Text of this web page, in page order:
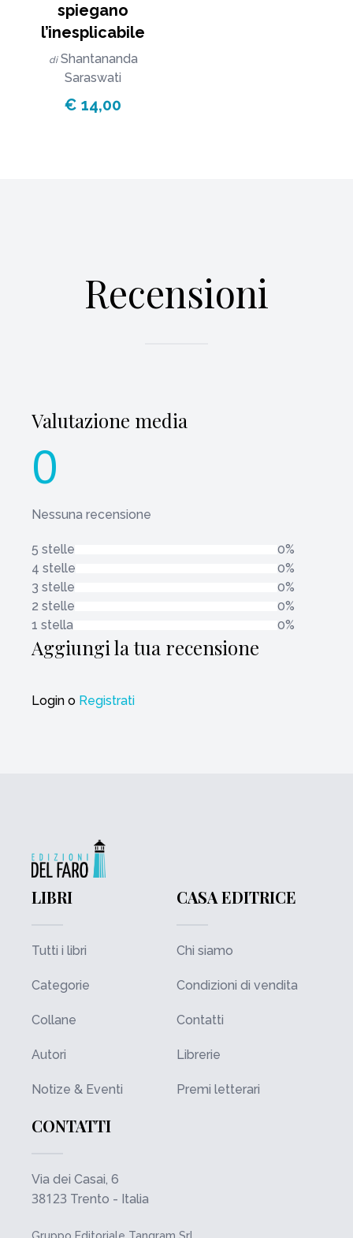
spiegano
l’inesplicabile
di Shantananda
Saraswati
€ 14,00
Recensioni
Valutazione media
0
Nessuna recensione
5 stelle
0%
4 stelle
0%
3 stelle
0%
2 stelle
0%
1 stella
0%
Aggiungi la tua recensione
Login o Registrati
LIBRI
Tutti i libri
Categorie
Collane
Autori
Notize & Eventi
CASA EDITRICE
Chi siamo
Condizioni di vendita
Contatti
Librerie
Premi letterari
CONTATTI
Via dei Casai, 6
38123 Trento - Italia